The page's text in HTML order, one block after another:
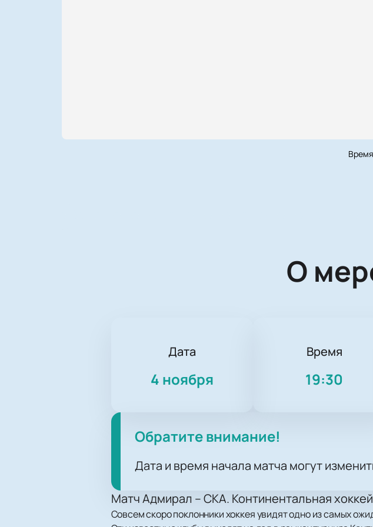
О
Дата
4 ноября
Время
19:30
Обратите внимание!
Дата и время начала матча могут
Матч Адмирал – СКА. Континентальная
Совсем скоро поклонники хоккея увидят одно из самых